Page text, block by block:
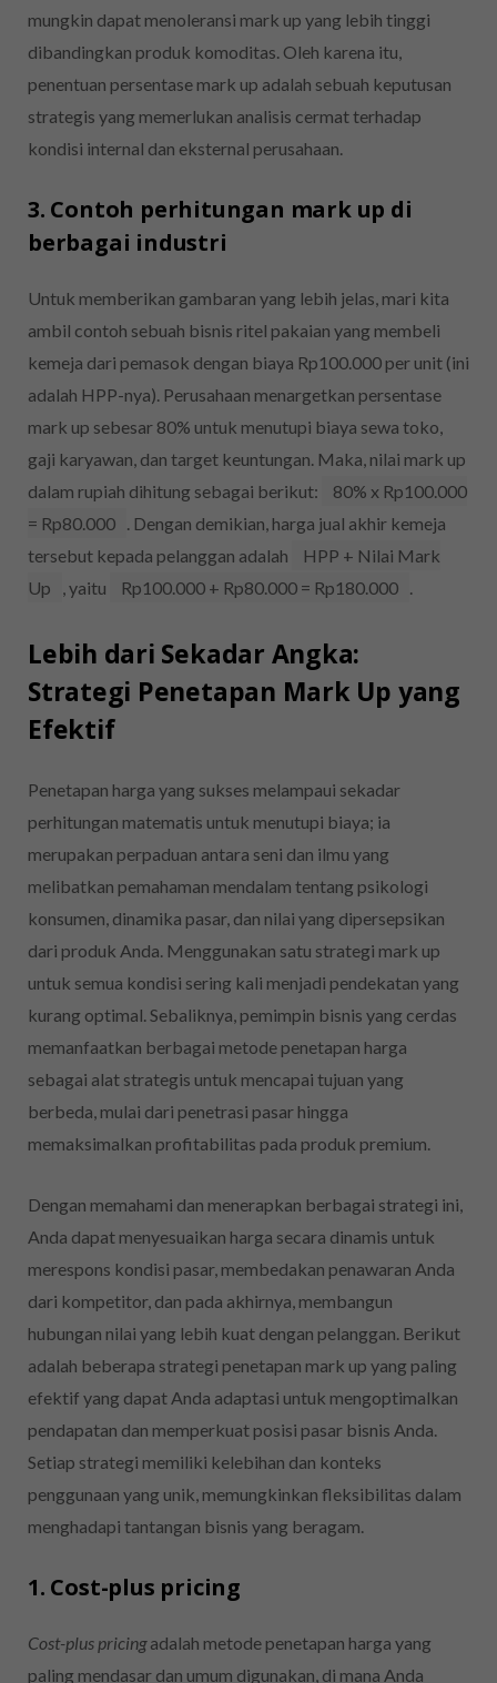
mungkin dapat menoleransi mark up yang lebih tinggi
dibandingkan produk komoditas. Oleh karena itu,
penentuan persentase mark up adalah sebuah keputusan
strategis yang memerlukan analisis cermat terhadap
kondisi internal dan eksternal perusahaan.
3. Contoh perhitungan mark up di
berbagai industri
Untuk memberikan gambaran yang lebih jelas, mari kita
ambil contoh sebuah bisnis ritel pakaian yang membeli
kemeja dari pemasok dengan biaya Rp100.000 per unit (ini
adalah HPP-nya). Perusahaan menargetkan persentase
mark up sebesar 80% untuk menutupi biaya sewa toko,
gaji karyawan, dan target keuntungan. Maka, nilai mark up
dalam rupiah dihitung sebagai berikut:
80% x Rp100.000
= Rp80.000 . Dengan demikian, harga jual akhir kemeja
tersebut kepada pelanggan adalah
HPP + Nilai Mark
Up
, yaitu Rp100.000 + Rp80.000 = Rp180.000 .
Lebih dari Sekadar Angka:
Strategi Penetapan Mark Up yang
Efektif
Penetapan harga yang sukses melampaui sekadar
perhitungan matematis untuk menutupi biaya; ia
merupakan perpaduan antara seni dan ilmu yang
melibatkan pemahaman mendalam tentang psikologi
konsumen, dinamika pasar, dan nilai yang dipersepsikan
dari produk Anda. Menggunakan satu strategi mark up
untuk semua kondisi sering kali menjadi pendekatan yang
kurang optimal. Sebaliknya, pemimpin bisnis yang cerdas
memanfaatkan berbagai metode penetapan harga
sebagai alat strategis untuk mencapai tujuan yang
berbeda, mulai dari penetrasi pasar hingga
memaksimalkan profitabilitas pada produk premium.
Dengan memahami dan menerapkan berbagai strategi ini,
Anda dapat menyesuaikan harga secara dinamis untuk
merespons kondisi pasar, membedakan penawaran Anda
dari kompetitor, dan pada akhirnya, membangun
hubungan nilai yang lebih kuat dengan pelanggan. Berikut
adalah beberapa strategi penetapan mark up yang paling
efektif yang dapat Anda adaptasi untuk mengoptimalkan
pendapatan dan memperkuat posisi pasar bisnis Anda.
Setiap strategi memiliki kelebihan dan konteks
penggunaan yang unik, memungkinkan fleksibilitas dalam
menghadapi tantangan bisnis yang beragam.
1. Cost-plus pricing
Cost-plus pricingadalah metode penetapan harga yang
paling mendasar dan umum digunakan, di mana Anda